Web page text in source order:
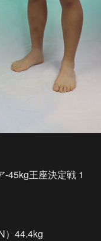
45kg王座決定戦 1
）44.4kg